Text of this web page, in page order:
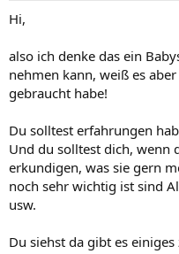
Hi,
also ich denke das ein
nehmen kann, weiß es
gebraucht habe!
Du solltest erfahrungen
Und du solltest dich, wenn
erkundigen, was sie gern
noch sehr wichtig ist sind
usw.
Du siehst da gibt es